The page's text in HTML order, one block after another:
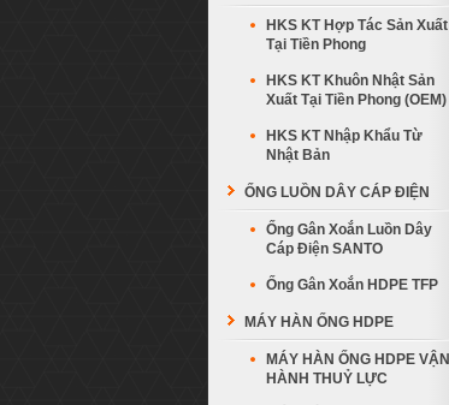
HKS KT Hợp Tác Sản Xuất
Tại Tiền Phong
HKS KT Khuôn Nhật Sản
Xuất Tại Tiền Phong (OEM)
HKS KT Nhập Khẩu Từ
Nhật Bản
ỐNG LUỒN DÂY CÁP ĐIỆN
Ống Gân Xoắn Luồn Dây
Cáp Điện SANTO
Ống Gân Xoắn HDPE TFP
MÁY HÀN ỐNG HDPE
MÁY HÀN ỐNG HDPE VẬN
HÀNH THUỶ LỰC